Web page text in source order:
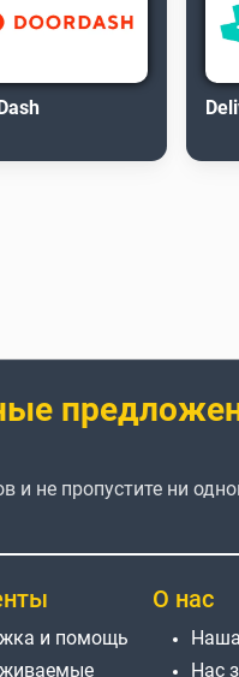
и не пропустите ни
и помощь
О нас
Нас